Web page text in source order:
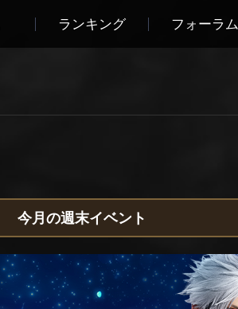
ランキング フォーラム
今月の週末イベント